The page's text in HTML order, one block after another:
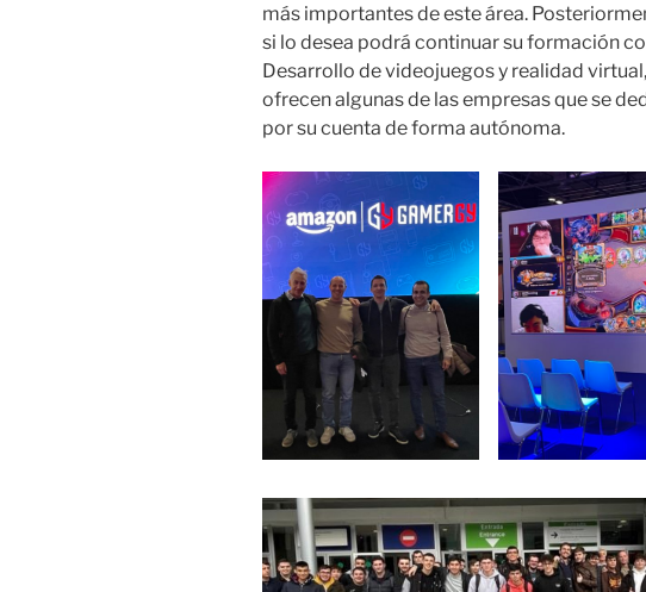
más importantes de este área.
si lo desea podrá continuar su formación
Desarrollo de videojuegos y realidad
ofrecen algunas de las empresas que se
por su cuenta de forma autónoma.